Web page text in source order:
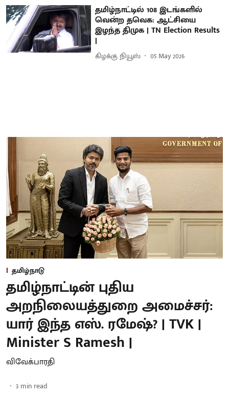
தமிழ்நாட்டில் 108 இடங்களில்
வென்ற தவெக: ஆட்சியை
இழந்த திமுக | TN Election Results
|
கிழக்கு நியூஸ் 05 May 2026
தமிழ்நாடு
தமிழ்நாட்டின் புதிய
அறநிலையத்துறை அமைச்சர்:
யார் இந்த எஸ். ரமேஷ்? | TVK |
Minister S Ramesh |
விவேக்பாரதி
3 min read